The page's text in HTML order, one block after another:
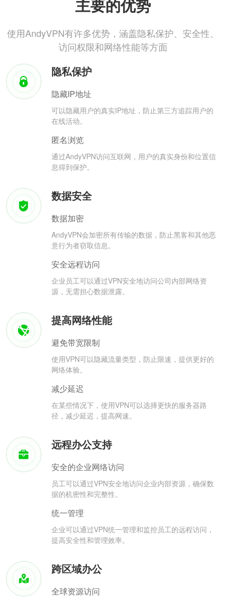
主要的优势
使用AndyVPN有许多优势，涵盖隐私保护、安全性、
访问权限和网络性能等方面
隐私保护
隐藏IP地址
可以隐藏用户的真实IP地址，防止第三方追踪用户的
在线活动。
匿名浏览
通过AndyVPN访问互联网，用户的真实身份和位置信
息得到保护。
数据安全
数据加密
AndyVPN会加密所有传输的数据，防止黑客和其他恶
意行为者窃取信息。
安全远程访问
企业员工可以通过VPN安全地访问公司内部网络资
源，无需担心数据泄露。
提高网络性能
避免带宽限制
使用VPN可以隐藏流量类型，防止限速，提供更好的
网络体验。
减少延迟
在某些情况下，使用VPN可以选择更快的服务器路
径，减少延迟，提高网速。
远程办公支持
安全的企业网络访问
员工可以通过VPN安全地访问企业内部资源，确保数
据的机密性和完整性。
统一管理
企业可以通过VPN统一管理和监控员工的远程访问，
提高安全性和管理效率。
跨区域办公
全球资源访问